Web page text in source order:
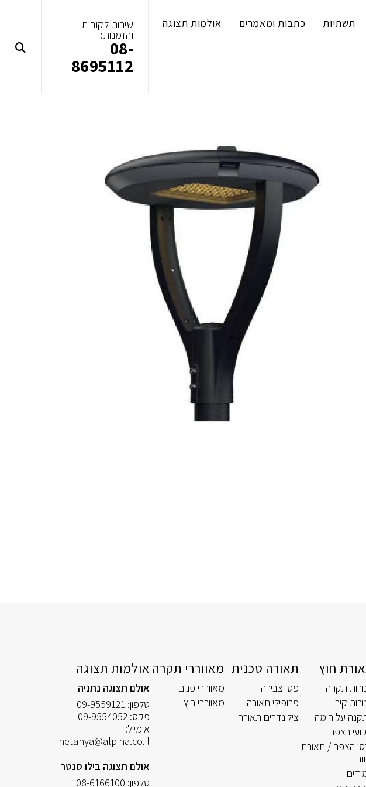
תשתיות כתבות ומאמרים אולמות תצוגה שירות לקוחות
והזמנות:
08-
8695112
חוץ
תקרה
קיר
על חומה
רצפה
הצפה / תאורת
תאורה טכנית
פסי צבירה
פרופילי תאורה
צילינדרים תאורה
מאווררי תקרה
מאווררי פנים
מאווררי חוץ
אולמות תצוגה
אולם תצוגה נתניה
טלפון: 09-9559121
פקס: 09-9554052
אימייל:
netanya@alpina.co.il
אולם תצוגה בילו סנטר
טלפון: 08-6166100